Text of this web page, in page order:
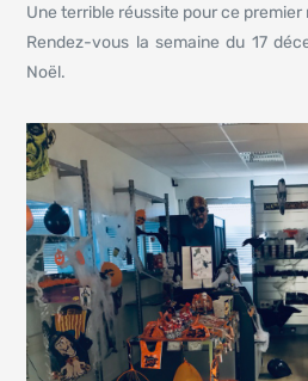
Une terrible réussite pour ce premier
Rendez-vous la semaine du 17
Noël.